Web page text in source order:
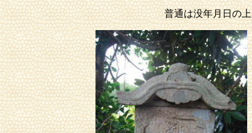
普通は没年月日の